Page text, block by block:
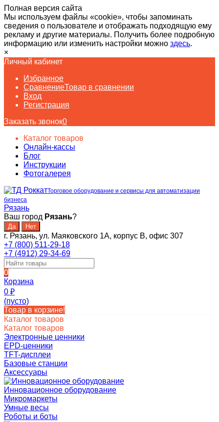
Полная версия сайта
Мы используем файлы «cookie», чтобы запоминать
сведения о пользователе и отображать подходящую ему
рекламу и другие материалы. Получить более подробную
информацию или изменить настройки можно здесь.
×
Личный кабинет
Избранное
СравнениеТовар в сравнении
Вход
Регистрация
Заказать звонок0
Каталог товаров
Онлайн-кассы
Блог
Инструкции
Фотогалерея
Торговое оборудование и сервисы для автоматизации
бизнеса
Рязань
Ваш город Рязань?
г. Рязань, ул. Маяковского 1А, корпус B, офис 307
+7 (800) 511-29-18
+7 (4912) 29-34-69
0
Корзина
0 ₽
(пусто)
Товар в корзине!
Каталог товаров
Каталог товаров
Электронные ценники
EPD-ценники
TFT-дисплеи
Базовые станции
Аксессуары
Инновационное оборудование
Микромаркеты
Умные весы
Роботы и боты